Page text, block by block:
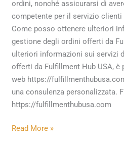
ordini, nonché assicurarsi di
competente per il servizio
Come posso ottenere ulteriori
gestione degli ordini offerti da
ulteriori informazioni sui servizi
offerti da Fulfillment Hub USA,
web https://
una consulenza personalizzata.
https://fulfillmenthubusa.com
Read More »